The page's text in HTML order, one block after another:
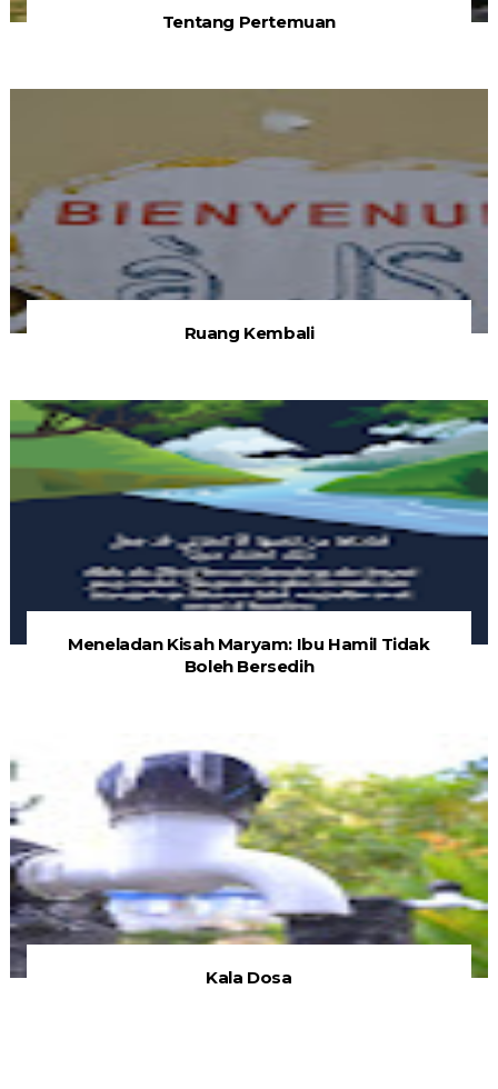
Tentang Pertemuan
Ruang Kembali
Meneladan Kisah Maryam: Ibu Hamil Tidak
Boleh Bersedih
Kala Dosa